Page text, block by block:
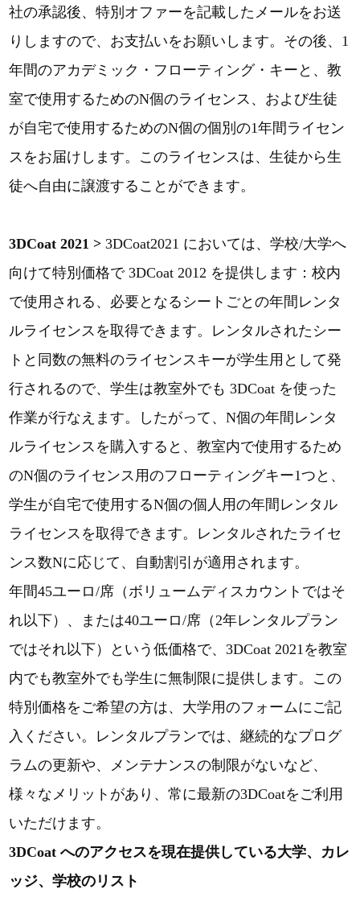
社の承認後、特別オファーを記載したメールをお送
りしますので、お支払いをお願いします。その後、1
年間のアカデミック・フローティング・キーと、教
室で使用するためのN個のライセンス、および生徒
が自宅で使用するためのN個の個別の1年間ライセン
スをお届けします。このライセンスは、生徒から生
徒へ自由に譲渡することができます。
3DCoat 2021 > 3DCoat2021 においては、学校/大学へ
向けて特別価格で 3DCoat 2012 を提供します：校内
で使用される、必要となるシートごとの年間レンタ
ルライセンスを取得できます。レンタルされたシー
トと同数の無料のライセンスキーが学生用として発
行されるので、学生は教室外でも 3DCoat を使った
作業が行なえます。したがって、N個の年間レンタ
ルライセンスを購入すると、教室内で使用するため
のN個のライセンス用のフローティングキー1つと、
学生が自宅で使用するN個の個人用の年間レンタル
ライセンスを取得できます。レンタルされたライセ
ンス数Nに応じて、自動割引が適用されます。
年間45ユーロ/席（ボリュームディスカウントではそ
れ以下）、または40ユーロ/席（2年レンタルプラン
ではそれ以下）という低価格で、3DCoat 2021を教室
内でも教室外でも学生に無制限に提供します。この
特別価格をご希望の方は、大学用のフォームにご記
入ください。レンタルプランでは、継続的なプログ
ラムの更新や、メンテナンスの制限がないなど、
様々なメリットがあり、常に最新の3DCoatをご利用
いただけます。
3DCoat へのアクセスを現在提供している大学、カレ
ッジ、学校のリスト